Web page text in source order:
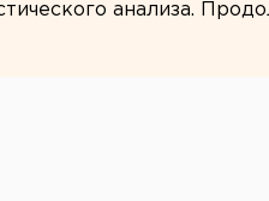
анализа.